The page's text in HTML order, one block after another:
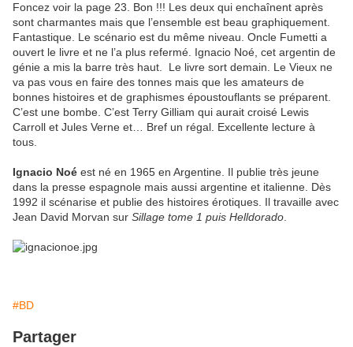
Foncez voir la page 23. Bon !!! Les deux qui enchaînent après
sont charmantes mais que l’ensemble est beau graphiquement.
Fantastique. Le scénario est du même niveau. Oncle Fumetti a
ouvert le livre et ne l’a plus refermé. Ignacio Noé, cet argentin de
génie a mis la barre très haut. Le livre sort demain. Le Vieux ne
va pas vous en faire des tonnes mais que les amateurs de
bonnes histoires et de graphismes époustouflants se préparent.
C’est une bombe. C’est Terry Gilliam qui aurait croisé Lewis
Carroll et Jules Verne et… Bref un régal. Excellente lecture à
tous.
Ignacio Noé est né en 1965 en Argentine. Il publie très jeune
dans la presse espagnole mais aussi argentine et italienne. Dès
1992 il scénarise et publie des histoires érotiques. Il travaille avec
Jean David Morvan sur Sillage tome 1 puis Helldorado
#BD
Partager